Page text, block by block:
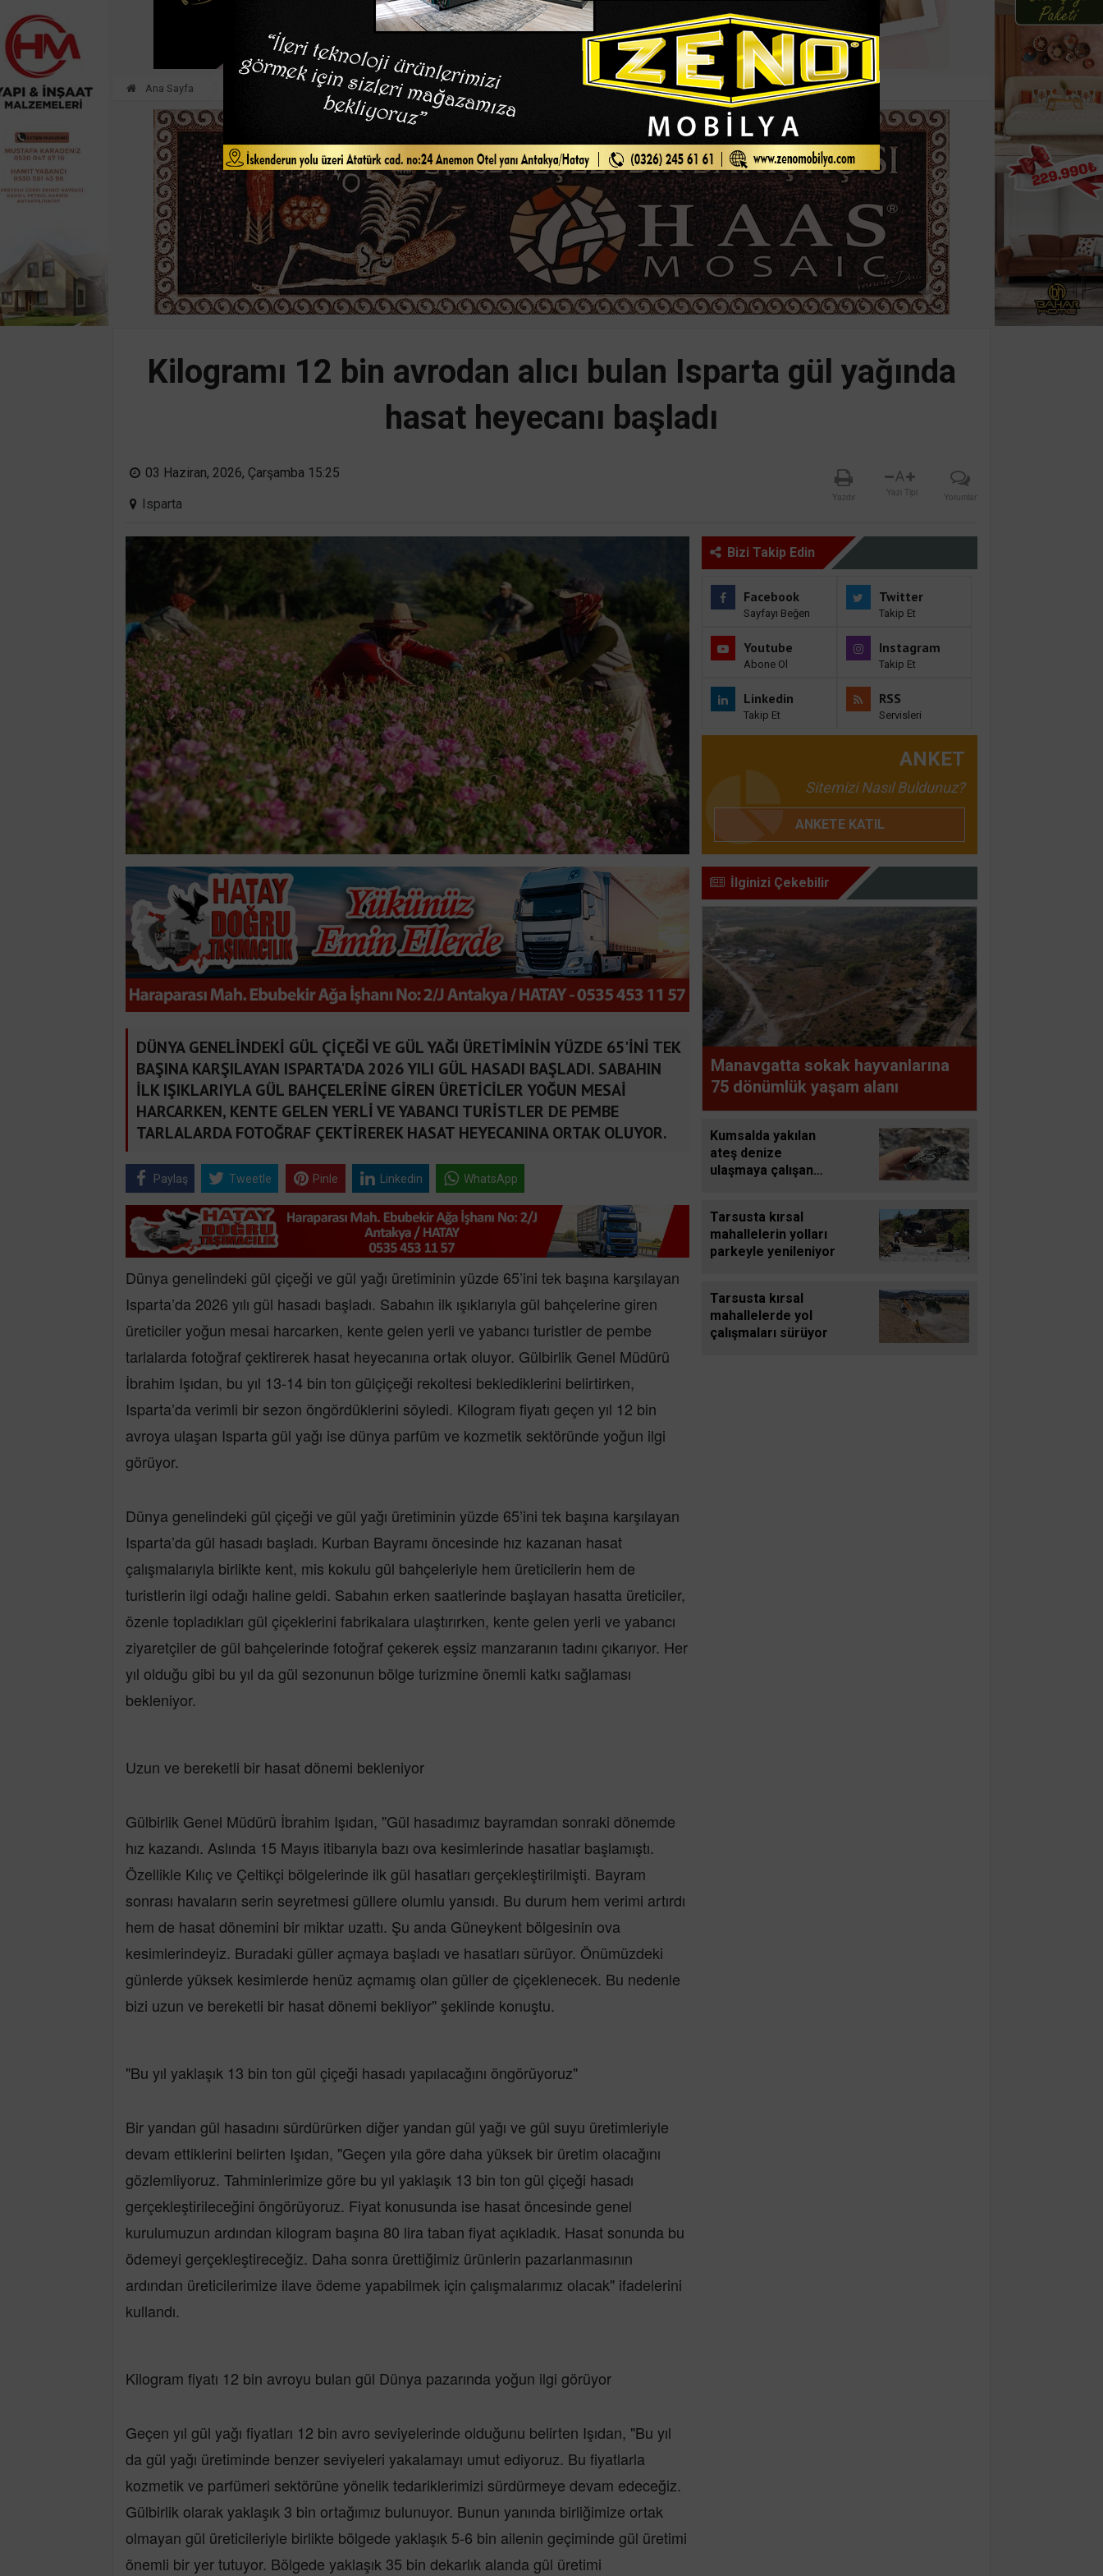
Ana Sayfa
Kilogramı 12 bin avrodan alıcı bulan Isparta gül yağında
hasat heyecanı başladı
03 Haziran, 2026, Çarşamba 15:25
Isparta
Yazdır
A
Yazı Tipi Yorumlar
DÜNYA GENELİNDEKİ GÜL ÇİÇEĞİ VE GÜL YAĞI ÜRETİMİNİN YÜZDE 65'İNİ TEK
BAŞINA KARŞILAYAN ISPARTA'DA 2026 YILI GÜL HASADI BAŞLADI. SABAHIN
İLK IŞIKLARIYLA GÜL BAHÇELERİNE GİREN ÜRETİCİLER YOĞUN MESAİ
HARCARKEN, KENTE GELEN YERLİ VE YABANCI TURİSTLER DE PEMBE
TARLALARDA FOTOĞRAF ÇEKTİREREK HASAT HEYECANINA ORTAK OLUYOR.
Paylaş Tweetle Pinle Linkedin WhatsApp
Dünya genelindeki gül çiçeği ve gül yağı üretiminin yüzde 65’ini tek başına karşılayan
Isparta’da 2026 yılı gül hasadı başladı. Sabahın ilk ışıklarıyla gül bahçelerine giren
üreticiler yoğun mesai harcarken, kente gelen yerli ve yabancı turistler de pembe
tarlalarda fotoğraf çektirerek hasat heyecanına ortak oluyor. Gülbirlik Genel Müdürü
İbrahim Işıdan, bu yıl 13-14 bin ton gülçiçeği rekoltesi beklediklerini belirtirken,
Isparta’da verimli bir sezon öngördüklerini söyledi. Kilogram fiyatı geçen yıl 12 bin
avroya ulaşan Isparta gül yağı ise dünya parfüm ve kozmetik sektöründe yoğun ilgi
görüyor.
Dünya genelindeki gül çiçeği ve gül yağı üretiminin yüzde 65’ini tek başına karşılayan
Isparta’da gül hasadı başladı. Kurban Bayramı öncesinde hız kazanan hasat
çalışmalarıyla birlikte kent, mis kokulu gül bahçeleriyle hem üreticilerin hem de
turistlerin ilgi odağı haline geldi. Sabahın erken saatlerinde başlayan hasatta üreticiler,
özenle topladıkları gül çiçeklerini fabrikalara ulaştırırken, kente gelen yerli ve yabancı
ziyaretçiler de gül bahçelerinde fotoğraf çekerek eşsiz manzaranın tadını çıkarıyor. Her
yıl olduğu gibi bu yıl da gül sezonunun bölge turizmine önemli katkı sağlaması
bekleniyor.
Uzun ve bereketli bir hasat dönemi bekleniyor
Gülbirlik Genel Müdürü İbrahim Işıdan, "Gül hasadımız bayramdan sonraki dönemde
hız kazandı. Aslında 15 Mayıs itibarıyla bazı ova kesimlerinde hasatlar başlamıştı.
Özellikle Kılıç ve Çeltikçi bölgelerinde ilk gül hasatları gerçekleştirilmişti. Bayram
sonrası havaların serin seyretmesi güllere olumlu yansıdı. Bu durum hem verimi artırdı
hem de hasat dönemini bir miktar uzattı. Şu anda Güneykent bölgesinin ova
kesimlerindeyiz. Buradaki güller açmaya başladı ve hasatları sürüyor. Önümüzdeki
günlerde yüksek kesimlerde henüz açmamış olan güller de çiçeklenecek. Bu nedenle
bizi uzun ve bereketli bir hasat dönemi bekliyor" şeklinde konuştu.
"Bu yıl yaklaşık 13 bin ton gül çiçeği hasadı yapılacağını öngörüyoruz"
Bir yandan gül hasadını sürdürürken diğer yandan gül yağı ve gül suyu üretimleriyle
devam ettiklerini belirten Işıdan, "Geçen yıla göre daha yüksek bir üretim olacağını
gözlemliyoruz. Tahminlerimize göre bu yıl yaklaşık 13 bin ton gül çiçeği hasadı
gerçekleştirileceğini öngörüyoruz. Fiyat konusunda ise hasat öncesinde genel
kurulumuzun ardından kilogram başına 80 lira taban fiyat açıkladık. Hasat sonunda bu
ödemeyi gerçekleştireceğiz. Daha sonra ürettiğimiz ürünlerin pazarlanmasının
ardından üreticilerimize ilave ödeme yapabilmek için çalışmalarımız olacak" ifadelerini
kullandı.
Kilogram fiyatı 12 bin avroyu bulan gül Dünya pazarında yoğun ilgi görüyor
Geçen yıl gül yağı fiyatları 12 bin avro seviyelerinde olduğunu belirten Işıdan, "Bu yıl
da gül yağı üretiminde benzer seviyeleri yakalamayı umut ediyoruz. Bu fiyatlarla
kozmetik ve parfümeri sektörüne yönelik tedariklerimizi sürdürmeye devam edeceğiz.
Gülbirlik olarak yaklaşık 3 bin ortağımız bulunuyor. Bunun yanında birliğimize ortak
olmayan gül üreticileriyle birlikte bölgede yaklaşık 5-6 bin ailenin geçiminde gül üretimi
önemli bir yer tutuyor. Bölgede yaklaşık 35 bin dekarlık alanda gül üretimi
Bizi Takip Edin
Facebook
Sayfayı Beğen
Twitter
Takip Et
Youtube
Abone Ol
Instagram
Takip Et
Linkedin
Takip Et
RSS
Servisleri
ANKET
Sitemizi Nasıl Buldunuz?
ANKETE KATIL
İlginizi Çekebilir
Manavgatta sokak hayvanlarına
75 dönümlük yaşam alanı
Kumsalda yakılan
ateş denize
ulaşmaya çalışan
Tarsusta kırsal
mahallelerin yolları
parkeyle yenileniyor
Tarsusta kırsal
mahallelerde yol
çalışmaları sürüyor